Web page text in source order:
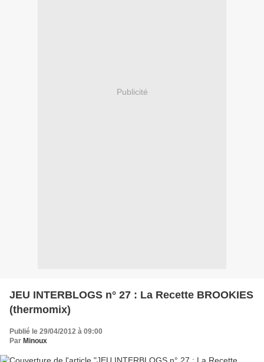
Publicité
JEU INTERBLOGS n° 27 : La Recette BROOKIES
(thermomix)
Publié le 29/04/2012 à 09:00
Par Minoux